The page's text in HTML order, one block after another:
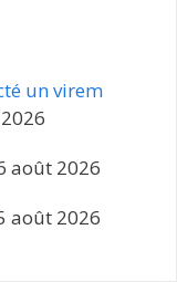
un virem
août 2026
août 2026